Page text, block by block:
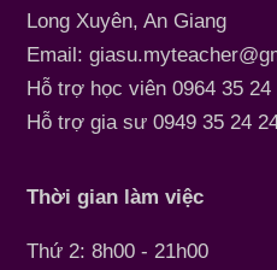
Long Xuyên, An Giang
Email:
Hỗ trợ học viên 0964 35
Hỗ trợ gia sư 0949 35 24
Thời gian làm việc
Thứ 2: 8h00 - 21h00